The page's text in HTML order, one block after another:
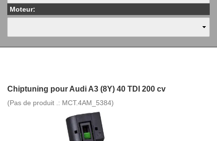
Moteur:
Chiptuning pour Audi A3 (8Y) 40 TDI 200 cv
(Pas de produit .: MCT.4AM_5384)